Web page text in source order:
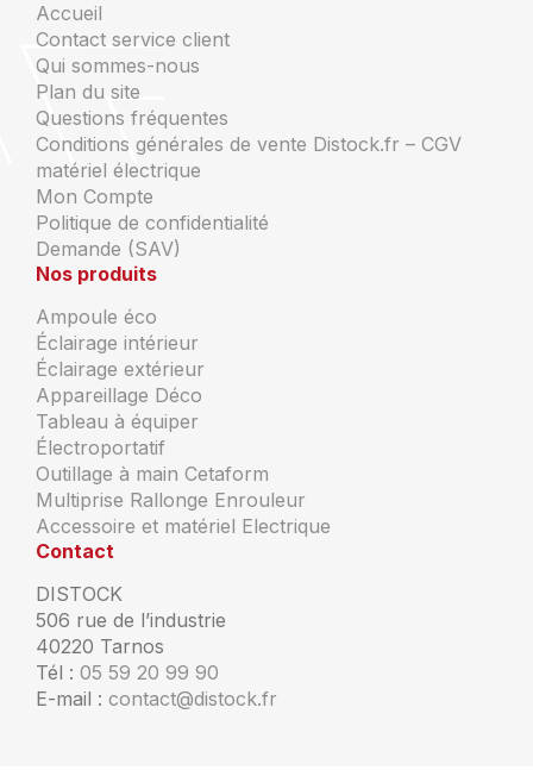
Accueil
Contact service client
Qui sommes-nous
Plan du site
Questions fréquentes
Conditions générales de vente Distock.fr – CGV
matériel électrique
Mon Compte
Politique de confidentialité
Demande (SAV)
Nos produits
Ampoule éco
Éclairage intérieur
Éclairage extérieur
Appareillage Déco
Tableau à équiper
Électroportatif
Outillage à main Cetaform
Multiprise Rallonge Enrouleur
Accessoire et matériel Electrique
Contact
DISTOCK
506 rue de l’industrie
40220 Tarnos
Tél : 05 59 20 99 90
E-mail : contact@distock.fr